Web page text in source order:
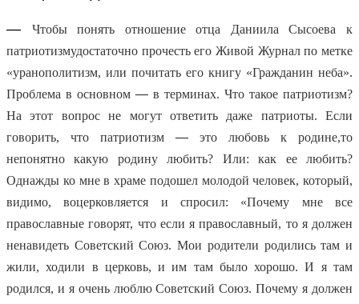
—
Чтобы понять отношение отца Даниила Сысоева к
патриотизмудостаточно прочесть его Живой Журнал по метке
«уранополитизм, или почитать его книгу «Гражданин неба».
Проблема в основном— в терминах. Что такое патриотизм?
На этот вопрос не могут ответить даже патриоты. Если
говорить, что патриотизм— это любовь к родине,то
непонятно какую родину любить? Или: как ее любить?
Однажды ко мне в храме подошел молодой человек, который,
видимо, воцерковляется и спросил: «Почему мне все
православные говорят, что если я православный, то я должен
ненавидеть Советский Союз. Мои родители родились там и
жили, ходили в церковь, и им там было хорошо. И я там
родился, и я очень люблю Советский Союз. Почему я должен